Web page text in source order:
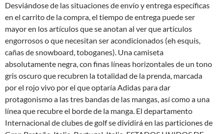
Desviándose de las situaciones de envío y entrega específicas
en el carrito de la compra, el tiempo de entrega puede ser
mayor en los artículos que se anotan al ver que artículos
engorrosos o que necesitan ser acondicionados (eh esquís,
cañas de snowboard, toboganes). Una camiseta
absolutamente negra, con finas líneas horizontales de un tono
gris oscuro que recubren la totalidad de la prenda, marcada
por el rojo vivo por el que optaría Adidas para dar
protagonismo a las tres bandas de las mangas, así como a una
línea que recubre el borde de la manga. El departamento
Internacional de clubes de golf se dividirá en las particiones de